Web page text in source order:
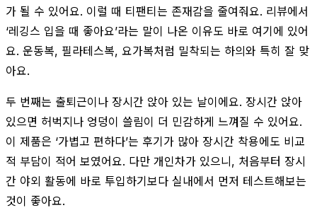
가 될 수 있어요. 이럴 때 티팬티는 존재감을 줄여줘요. 리뷰에서
‘레깅스 입을 때 좋아요’라는 말이 나온 이유도 바로 여기에 있어
요. 운동복, 필라테스복, 요가복처럼 밀착되는 하의와 특히 잘 맞
아요.
두 번째는 출퇴근이나 장시간 앉아 있는 날이에요. 장시간 앉아
있으면 허벅지나 엉덩이 쓸림이 더 민감하게 느껴질 수 있어요.
이 제품은 ‘가볍고 편하다’는 후기가 많아 장시간 착용에도 비교
적 부담이 적어 보였어요. 다만 개인차가 있으니, 처음부터 장시
간 야외 활동에 바로 투입하기보다 실내에서 먼저 테스트해보는
것이 좋아요.